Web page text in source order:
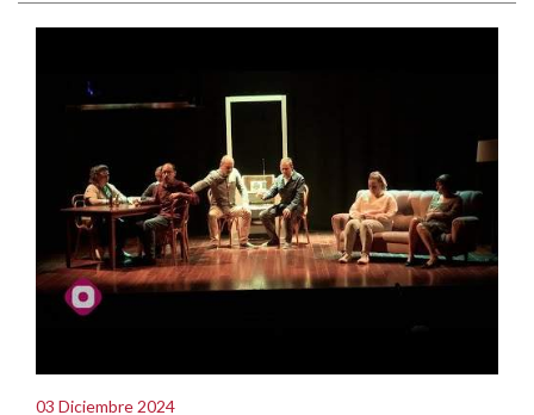
03 Diciembre 2024